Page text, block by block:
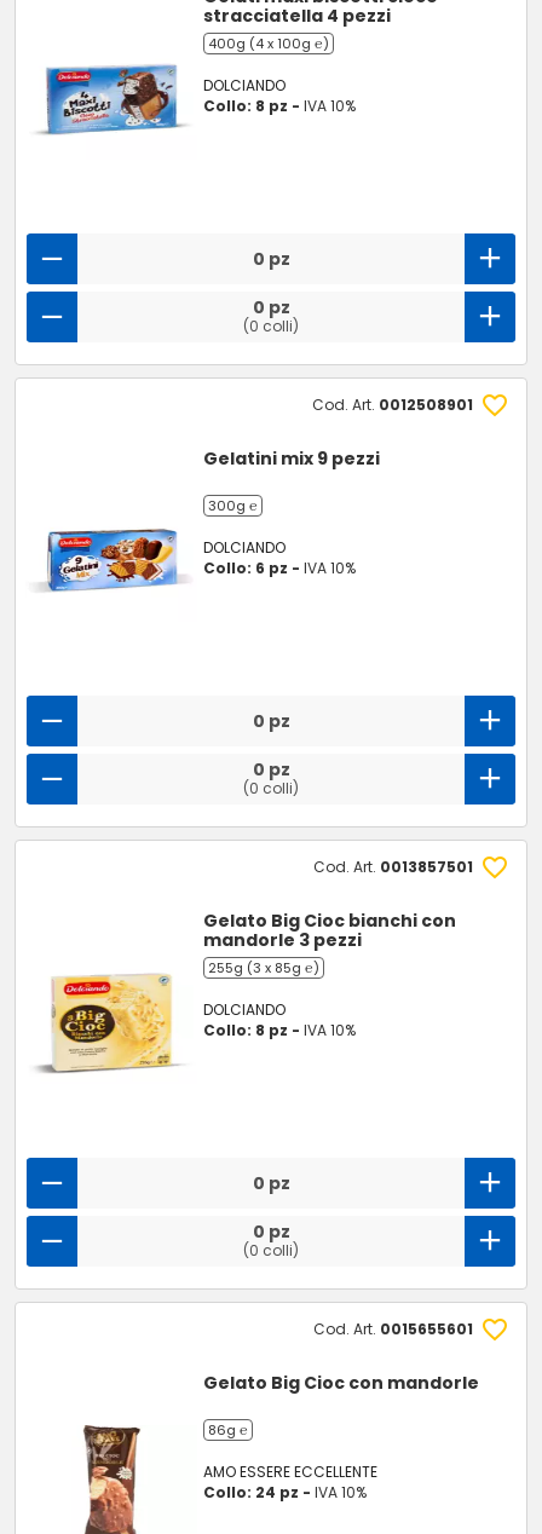
stracciatella 4 pezzi
400g (4 x 100g ℮)
DOLCIANDO
Collo: 8 pz -IVA 10%
0 pz
0 pz
(0 colli)
Cod. Art. 0012508901
Gelatini mix 9 pezzi
300g ℮
DOLCIANDO
Collo: 6 pz -IVA 10%
0 pz
0 pz
(0 colli)
Cod. Art. 0013857501
Gelato Big Cioc bianchi con
mandorle 3 pezzi
255g (3 x 85g ℮)
DOLCIANDO
Collo: 8 pz -IVA 10%
0 pz
0 pz
(0 colli)
Cod. Art. 0015655601
Gelato Big Cioc con mandorle
86g ℮
AMO ESSERE ECCELLENTE
Collo: 24 pz -IVA 10%